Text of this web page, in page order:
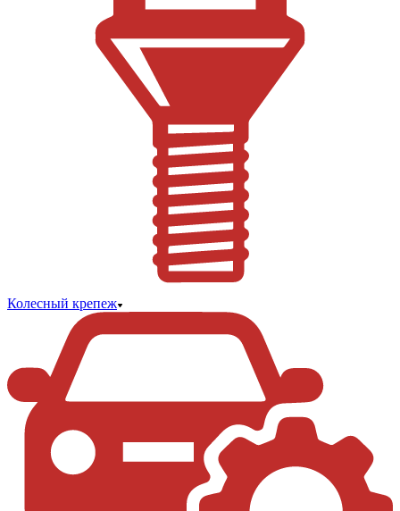
Колесный крепеж